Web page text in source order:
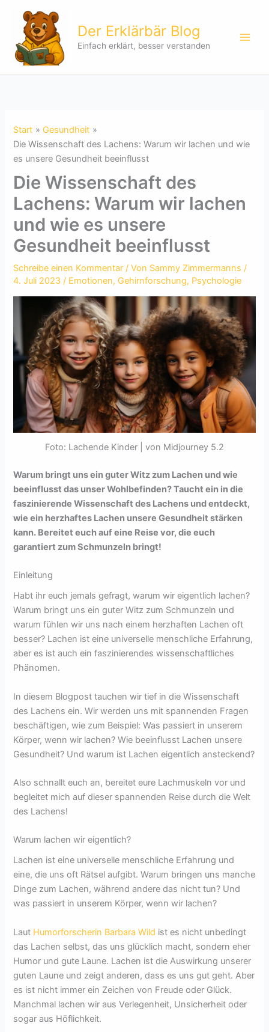
springen
Der Erklärbär Blog
Einfach erklärt, besser verstanden
Start
Gesundheit
Die Wissenschaft des Lachens: Warum wir lachen und wie
es unsere Gesundheit beeinflusst
Die Wissenschaft des
Lachens: Warum wir lachen
und wie es unsere
Gesundheit beeinflusst
Schreibe einen Kommentar / Von Sammy Zimmermanns/
4. Juli 2023/ Emotionen, Gehirnforschung, Psychologie
Foto: Lachende Kinder | von Midjourney 5.2
Warum bringt uns ein guter Witz zum Lachen und wie
beeinflusst das unser Wohlbefinden? Taucht ein in die
faszinierende Wissenschaft des Lachens und entdeckt,
wie ein herzhaftes Lachen unsere Gesundheit stärken
kann. Bereitet euch auf eine Reise vor, die euch
garantiert zum Schmunzeln bringt!
Einleitung
Habt ihr euch jemals gefragt, warum wir eigentlich lachen?
Warum bringt uns ein guter Witz zum Schmunzeln und
warum fühlen wir uns nach einem herzhaften Lachen oft
besser? Lachen ist eine universelle menschliche Erfahrung,
aber es ist auch ein faszinierendes wissenschaftliches
Phänomen.
In diesem Blogpost tauchen wir tief in die Wissenschaft
des Lachens ein. Wir werden uns mit spannenden Fragen
beschäftigen, wie zum Beispiel: Was passiert in unserem
Körper, wenn wir lachen? Wie beeinflusst Lachen unsere
Gesundheit? Und warum ist Lachen eigentlich ansteckend?
Also schnallt euch an, bereitet eure Lachmuskeln vor und
begleitet mich auf dieser spannenden Reise durch die Welt
des Lachens!
Warum lachen wir eigentlich?
Lachen ist eine universelle menschliche Erfahrung und
eine, die uns oft Rätsel aufgibt. Warum bringen uns manche
Dinge zum Lachen, während andere das nicht tun? Und
was passiert in unserem Körper, wenn wir lachen?
Laut Humorforscherin Barbara Wild ist es nicht unbedingt
das Lachen selbst, das uns glücklich macht, sondern eher
Humor und gute Laune. Lachen ist die Auswirkung unserer
guten Laune und zeigt anderen, dass es uns gut geht. Aber
es ist nicht immer ein Zeichen von Freude oder Glück.
Manchmal lachen wir aus Verlegenheit, Unsicherheit oder
sogar aus Höflichkeit.